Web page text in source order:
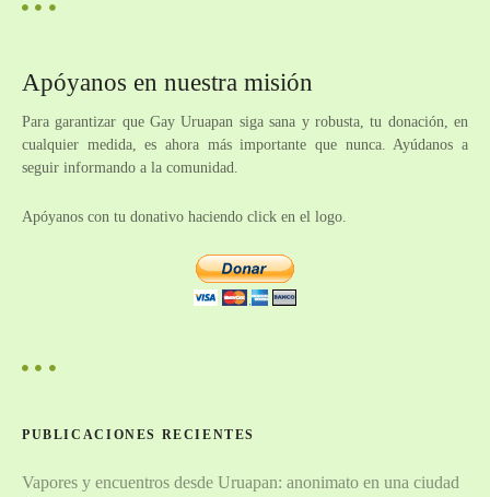
c
:Apóyanos en nuestra misión
Para garantizar que Gay Uruapan siga sana y robusta, tu donación, en
cualquier medida, es ahora más importante que nunca. Ayúdanos a
seguir informando a la comunidad.
Apóyanos con tu donativo haciendo click en el logo.
PUBLICACIONES RECIENTES
Vapores y encuentros desde Uruapan: anonimato en una ciudad